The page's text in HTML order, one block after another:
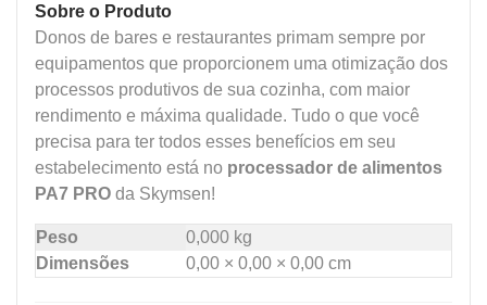
203Mm
quantidade
Sobre o Produto
Donos de bares e restaurantes primam sempre por
equipamentos que proporcionem uma otimização dos
processos produtivos de sua cozinha, com maior
rendimento e máxima qualidade. Tudo o que você
precisa para ter todos esses benefícios em seu
estabelecimento está no processador de alimentos
PA7 PRO da Skymsen!
Peso
0,000 kg
Dimensões
0,00 × 0,00 × 0,00 cm